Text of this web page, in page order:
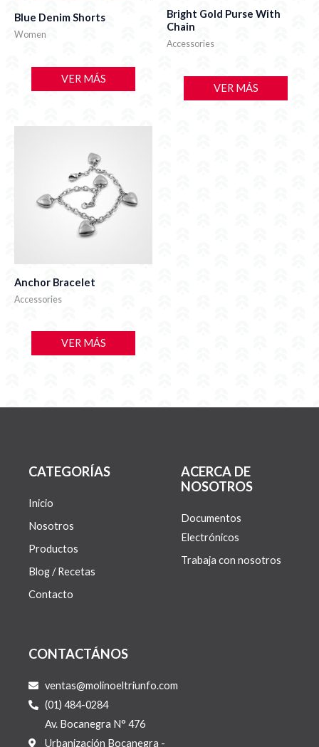
Blue Denim Shorts
Women
VER MÁS
Bright Gold Purse With
Chain
Accessories
VER MÁS
Anchor Bracelet
Accessories
VER MÁS
CATEGORÍAS
Inicio
Nosotros
Productos
Blog / Recetas
Contacto
ACERCA DE
NOSOTROS
Documentos
Electrónicos
Trabaja con nosotros
CONTACTÁNOS
ventas@molinoeltriunfo.com
(01) 484-0284
Av. Bocanegra N° 476
Urbanización Bocanegra -